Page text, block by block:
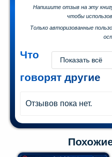
Напишите отзыв на эту
чтобы
Только авторизованные
Что
говорят другие
Отзывов пока нет.